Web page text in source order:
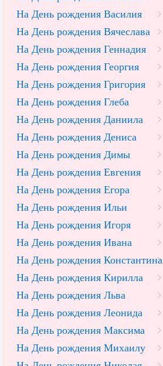
На День рождения Василия
На День рождения Вячеслава
На День рождения Геннадия
На День рождения Георгия
На День рождения Григория
На День рождения Глеба
На День рождения Даниила
На День рождения Дениса
На День рождения Димы
На День рождения Евгения
На День рождения Егора
На День рождения Ильи
На День рождения Игоря
На День рождения Ивана
На День рождения Константина
На День рождения Кирилла
На День рождения Льва
На День рождения Леонида
На День рождения Максима
На День рождения Михаилу